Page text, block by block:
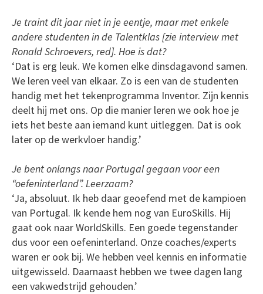
Je traint dit jaar niet in je eentje, maar met enkele
andere studenten in de Talentklas [zie interview met
Ronald Schroevers, red]. Hoe is dat?
‘Dat is erg leuk. We komen elke dinsdagavond samen.
We leren veel van elkaar. Zo is een van de studenten
handig met het tekenprogramma Inventor. Zijn kennis
deelt hij met ons. Op die manier leren we ook hoe je
iets het beste aan iemand kunt uitleggen. Dat is ook
later op de werkvloer handig.’
Je bent onlangs naar Portugal gegaan voor een
“oefeninterland”. Leerzaam?
‘Ja, absoluut. Ik heb daar geoefend met de kampioen
van Portugal. Ik kende hem nog van EuroSkills. Hij
gaat ook naar WorldSkills. Een goede tegenstander
dus voor een oefeninterland. Onze coaches/experts
waren er ook bij. We hebben veel kennis en informatie
uitgewisseld. Daarnaast hebben we twee dagen lang
een vakwedstrijd gehouden.’